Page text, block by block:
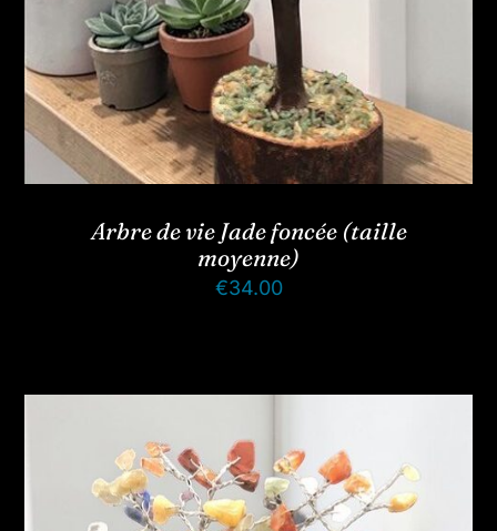
Arbre de vie Jade foncée (taille
moyenne)
€34.00